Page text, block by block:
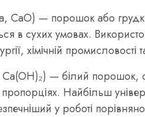
CaO) — порошок або
в сухих умовах.
хімічній
— білий порошок,
Найбільш
у роботі